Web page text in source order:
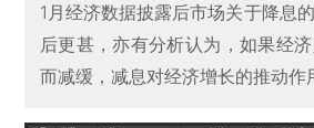
1月经济数据披露后市场关于降息
后更甚，亦有分析认为，如果经
而减缓，减息对经济增长的推动作